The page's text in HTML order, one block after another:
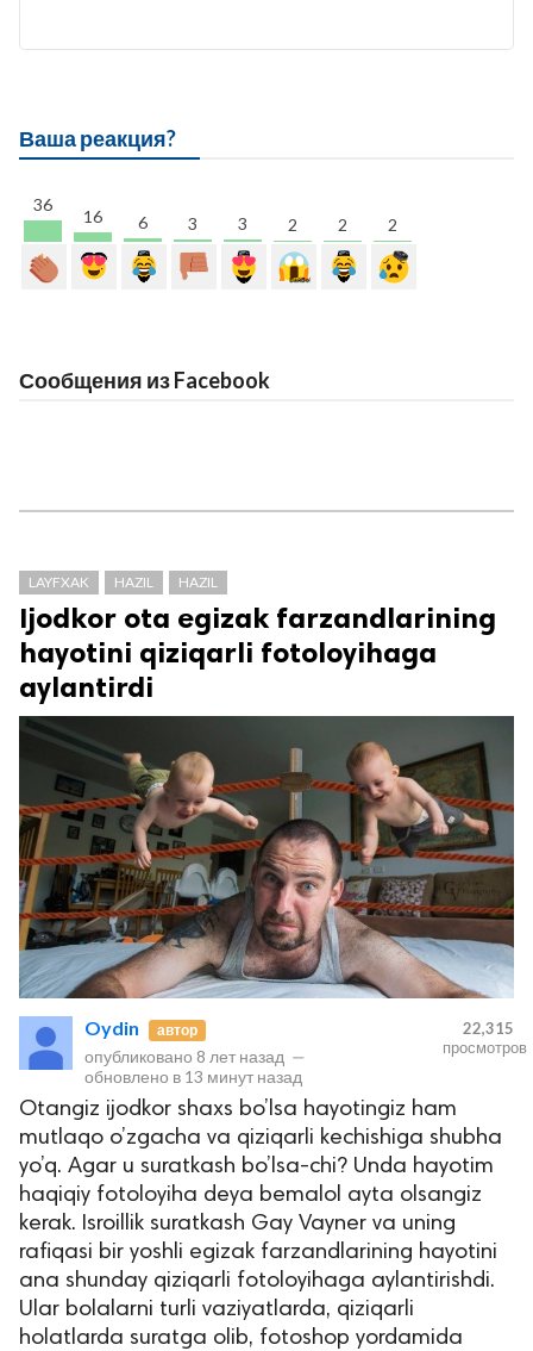
Ваша реакция?
36
16 6 3 3 2 2 2
Сообщения из Facebook
LAYFXAK HAZIL HAZIL
Ijodkor ota egizak farzandlarining
hayotini qiziqarli fotoloyihaga
aylantirdi
Oydin автор
опубликовано 8 лет назад —
обновлено в 13 минут назад
22,315
просмотров
Otangiz ijodkor shaxs bo’lsa hayotingiz ham
mutlaqo o’zgacha va qiziqarli kechishiga shubha
yo’q. Agar u suratkash bo’lsa-chi? Unda hayotim
haqiqiy fotoloyiha deya bemalol ayta olsangiz
kerak. Isroillik suratkash Gay Vayner va uning
rafiqasi bir yoshli egizak farzandlarining hayotini
ana shunday qiziqarli fotoloyihaga aylantirishdi.
Ular bolalarni turli vaziyatlarda, qiziqarli
holatlarda suratga olib, fotoshop yordamida